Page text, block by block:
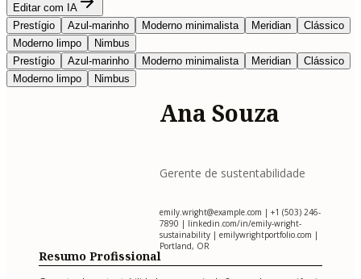
Editar com IA
Prestígio
Azul-marinho Moderno minimalista Meridian
Clássico
Moderno limpo
Nimbus
Prestígio
Azul-marinho Moderno minimalista Meridian
Clássico
Moderno limpo
Nimbus
Ana Souza
Gerente de sustentabilidade
emily.wright@example.com | +1 (503) 246-
7890 | linkedin.com/in/emily-wright-
sustainability | emilywrightportfolio.com |
Portland, OR
Resumo Profissional